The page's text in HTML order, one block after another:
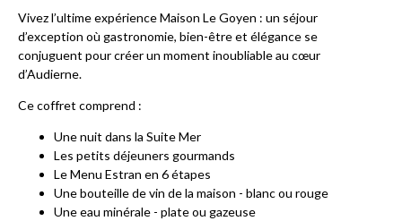
Vivez l’ultime expérience Maison Le Goyen : un séjour
d’exception où gastronomie, bien-être et élégance se
conjuguent pour créer un moment inoubliable au cœur
d’Audierne.
Ce coffret comprend :
Une nuit dans la Suite Mer
Les petits déjeuners gourmands
Le Menu Estran en 6 étapes
Une bouteille de vin de la maison - blanc ou rouge
Une eau minérale - plate ou gazeuse